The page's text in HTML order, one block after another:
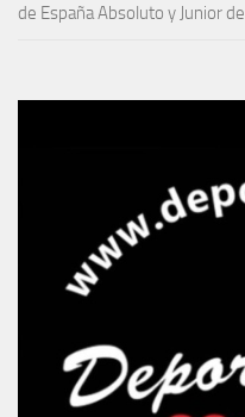
de España Absoluto y Junior